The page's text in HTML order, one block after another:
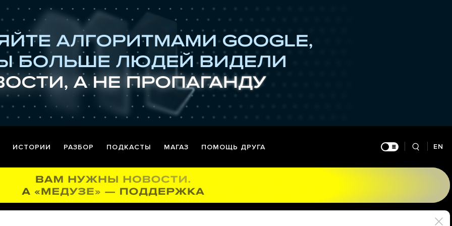
ИСТОРИИ РАЗБОР ПОДКАСТЫ МАГАЗ ПОМОЩЬ ДРУГА EN